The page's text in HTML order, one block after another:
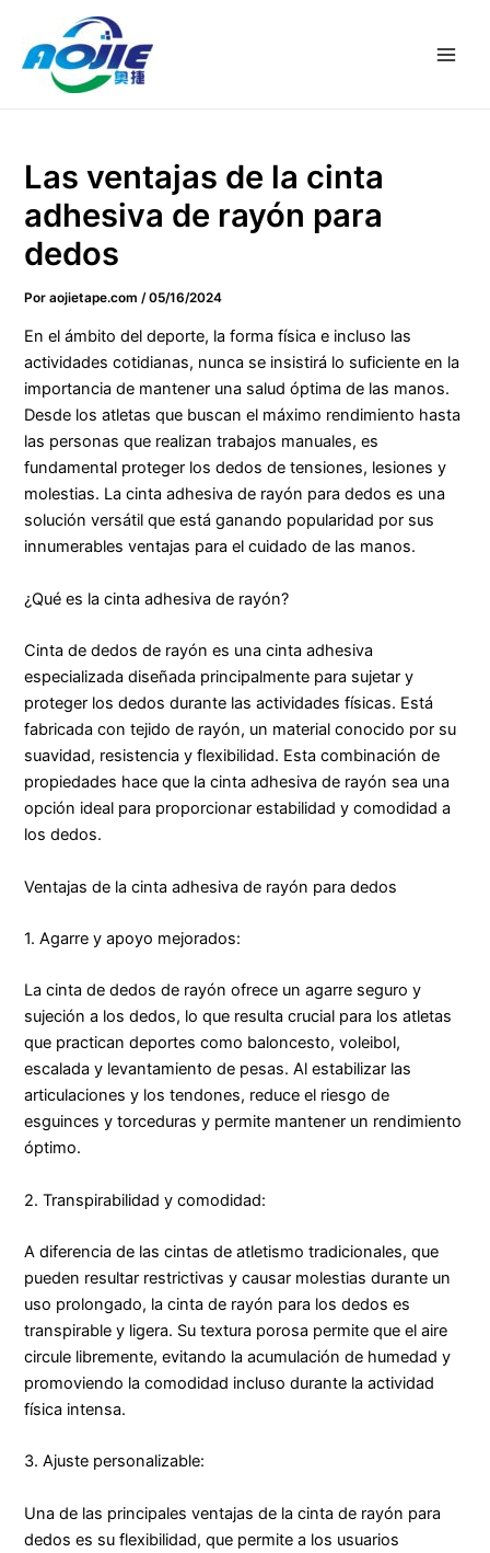
contenido
Las ventajas de la cinta
adhesiva de rayón para
dedos
Poraojietape.com/05/16/2024
En el ámbito del deporte, la forma física e incluso las
actividades cotidianas, nunca se insistirá lo suficiente en la
importancia de mantener una salud óptima de las manos.
Desde los atletas que buscan el máximo rendimiento hasta
las personas que realizan trabajos manuales, es
fundamental proteger los dedos de tensiones, lesiones y
molestias. La cinta adhesiva de rayón para dedos es una
solución versátil que está ganando popularidad por sus
innumerables ventajas para el cuidado de las manos.
¿Qué es la cinta adhesiva de rayón?
Cinta de dedos de rayón es una cinta adhesiva
especializada diseñada principalmente para sujetar y
proteger los dedos durante las actividades físicas. Está
fabricada con tejido de rayón, un material conocido por su
suavidad, resistencia y flexibilidad. Esta combinación de
propiedades hace que la cinta adhesiva de rayón sea una
opción ideal para proporcionar estabilidad y comodidad a
los dedos.
Ventajas de la cinta adhesiva de rayón para dedos
1. Agarre y apoyo mejorados:
La cinta de dedos de rayón ofrece un agarre seguro y
sujeción a los dedos, lo que resulta crucial para los atletas
que practican deportes como baloncesto, voleibol,
escalada y levantamiento de pesas. Al estabilizar las
articulaciones y los tendones, reduce el riesgo de
esguinces y torceduras y permite mantener un rendimiento
óptimo.
2. Transpirabilidad y comodidad:
A diferencia de las cintas de atletismo tradicionales, que
pueden resultar restrictivas y causar molestias durante un
uso prolongado, la cinta de rayón para los dedos es
transpirable y ligera. Su textura porosa permite que el aire
circule libremente, evitando la acumulación de humedad y
promoviendo la comodidad incluso durante la actividad
física intensa.
3. Ajuste personalizable:
Una de las principales ventajas de la cinta de rayón para
dedos es su flexibilidad, que permite a los usuarios
Navegación
entradas